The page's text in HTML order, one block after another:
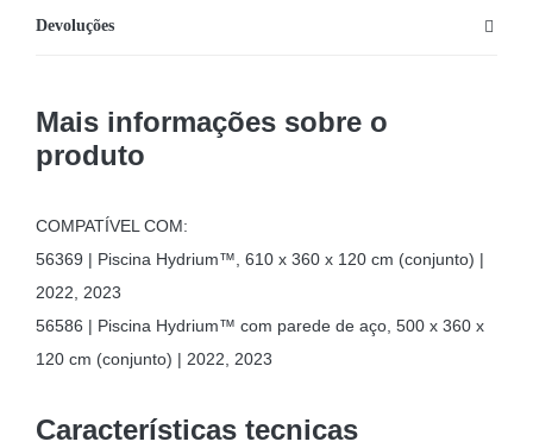
Devoluções
Mais informações sobre o
produto
COMPATÍVEL COM:
56369 | Piscina Hydrium™, 610 x 360 x 120 cm (conjunto) |
2022, 2023
56586 | Piscina Hydrium™ com parede de aço, 500 x 360 x
120 cm (conjunto) | 2022, 2023
Características tecnicas